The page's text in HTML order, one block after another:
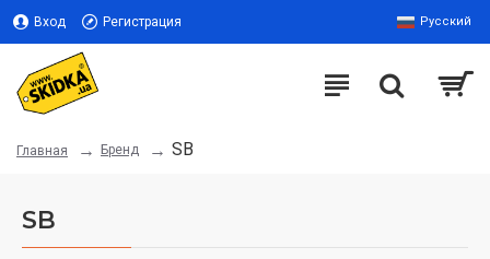
Вход Регистрация Русский
Главная Бренд SB
SB